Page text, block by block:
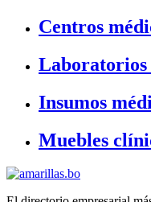
Centros
Laboratorios
Insumos
Muebles